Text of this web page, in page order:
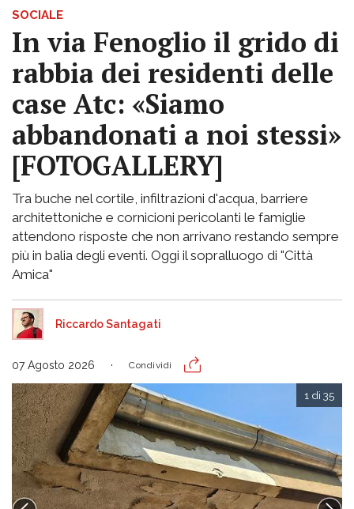
SOCIALE
In via Fenoglio il grido di
rabbia dei residenti delle
case Atc: «Siamo
abbandonati a noi stessi»
[FOTOGALLERY]
Tra buche nel cortile, infiltrazioni d'acqua, barriere
architettoniche e cornicioni pericolanti le famiglie
attendono risposte che non arrivano restando sempre
più in balia degli eventi. Oggi il sopralluogo di "Città
Amica"
Riccardo Santagati
07 Agosto 2026 Condividi
1 di 35